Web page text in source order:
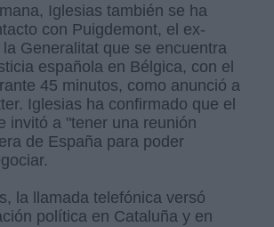
Iglesias también se ha
con Puigdemont, el ex-
Generalitat que se encuentra
española en Bélgica, con el
45 minutos, como anunció a
Iglesias ha confirmado que el
invitó a "tener una reunión
de España para poder
la llamada telefónica versó
política en Cataluña y en